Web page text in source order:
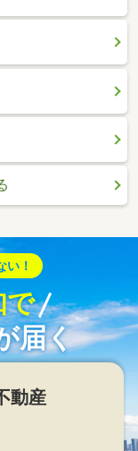
い！
で
届く
動産